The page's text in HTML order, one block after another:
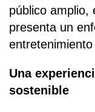
público amplio,
presenta un
Una
sostenible